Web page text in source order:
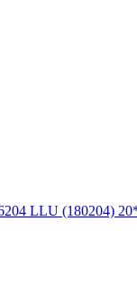
LLU (180204)